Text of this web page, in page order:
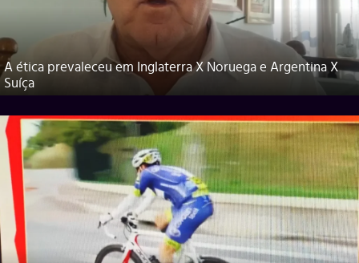
A ética prevaleceu em Inglaterra X Noruega e Argentina X
Suíça